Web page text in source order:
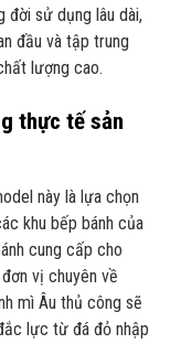
đời sử dụng lâu dài,
đầu và tập trung
lượng cao.
thực tế sản
này là lựa chọn
khu bếp bánh của
cung cấp cho
vị chuyên về
mì Âu thủ công sẽ
lực từ đá đỏ nhập